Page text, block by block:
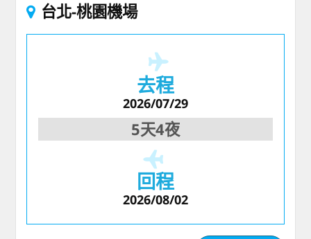
台北-桃園機場
去程
2026/07/29
5天4夜
回程
2026/08/02